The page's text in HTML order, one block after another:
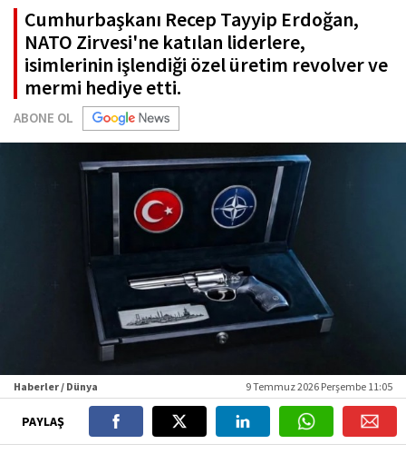
Cumhurbaşkanı Recep Tayyip Erdoğan,
NATO Zirvesi'ne katılan liderlere,
isimlerinin işlendiği özel üretim revolver ve
mermi hediye etti.
ABONE OL
Haberler / Dünya 9 Temmuz 2026 Perşembe 11:05
PAYLAŞ